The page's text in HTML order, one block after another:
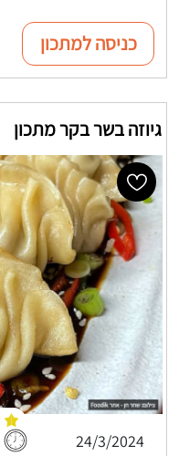
כניסה למתכון
גיוזה בשר בקר מתכון
24/3/2024